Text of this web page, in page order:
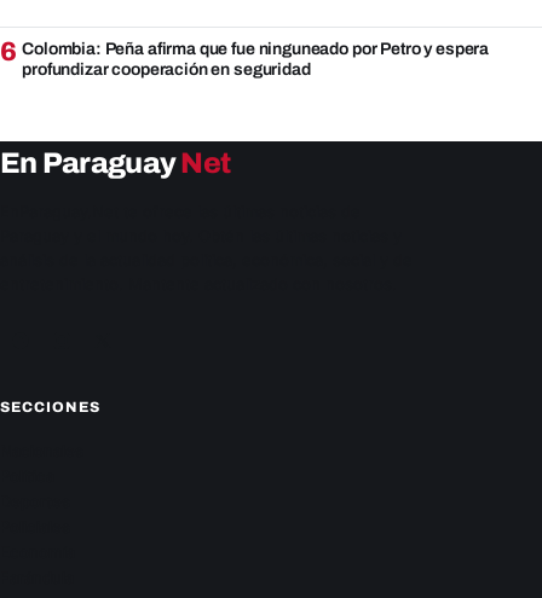
6 Colombia: Peña afirma que fue ninguneado por Petro y espera
profundizar cooperación en seguridad
En ParaguayNet
SECCIONES